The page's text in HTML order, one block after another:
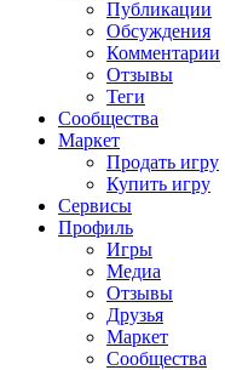
Публикации
Обсуждения
Комментарии
Отзывы
Теги
Сообщества
Маркет
Продать игру
Купить игру
Сервисы
Профиль
Игры
Медиа
Отзывы
Друзья
Маркет
Сообщества